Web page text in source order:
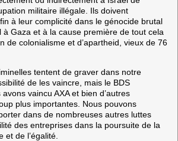
militaire illégale . Ils doivent
à leur complicité dans le génocide brutal
à Gaza et à la cause première de tout cela
de colonialisme et d’apartheid, vieux de 76
tentent de graver dans notre
de les vaincre, mais le BDS
vaincu AXA et bien d’autres
plus importantes. Nous pouvons
dans de nombreuses autres luttes
des entreprises dans la poursuite de la
et de l’égalité.